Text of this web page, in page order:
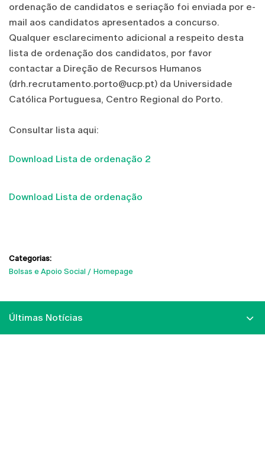
ordenação de candidatos e seriação foi enviada por e-
mail aos candidatos apresentados a concurso.
Qualquer esclarecimento adicional a respeito desta
lista de ordenação dos candidatos, por favor
contactar a Direção de Recursos Humanos
(drh.recrutamento.porto@ucp.pt) da Universidade
Católica Portuguesa, Centro Regional do Porto.
Consultar lista aqui:
Download Lista de ordenação 2
Download Lista de ordenação
Categorias:
Bolsas e Apoio Social
Homepage
Últimas Notícias